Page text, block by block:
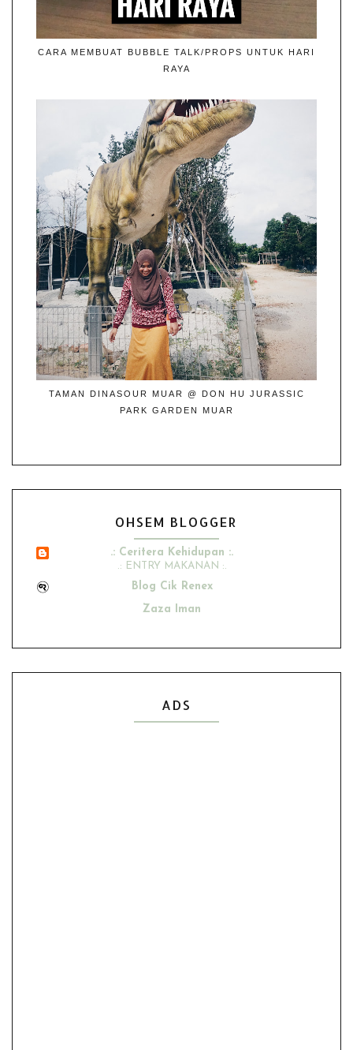
CARA MEMBUAT BUBBLE TALK/PROPS UNTUK HARI
RAYA
TAMAN DINASOUR MUAR @ DON HU JURASSIC
PARK GARDEN MUAR
OHSEM BLOGGER
.: Ceritera Kehidupan :.
.: ENTRY MAKANAN :.
Blog Cik Renex
Zaza Iman
Show All
ADS